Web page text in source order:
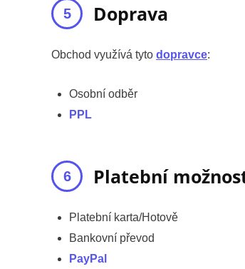
Doprava
Obchod využívá tyto dopravce:
Osobní odběr
PPL
Platební
Platební karta/Hotově
Bankovní převod
PayPal